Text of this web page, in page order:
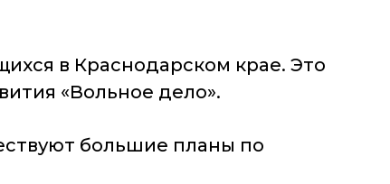
в Краснодарском крае. Это
«Вольное дело».
большие планы по